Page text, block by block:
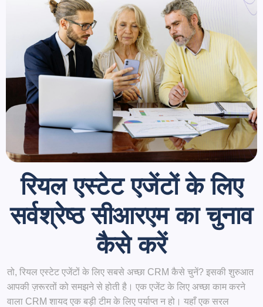
रियल एस्टेट एजेंटों के लिए
सर्वश्रेष्ठ सीआरएम का चुनाव
कैसे करें
तो, रियल एस्टेट एजेंटों के लिए सबसे अच्छा CRM कैसे चुनें? इसकी शुरुआत
आपकी ज़रूरतों को समझने से होती है। एक एजेंट के लिए अच्छा काम करने
वाला CRM शायद एक बड़ी टीम के लिए पर्याप्त न हो। यहाँ एक सरल